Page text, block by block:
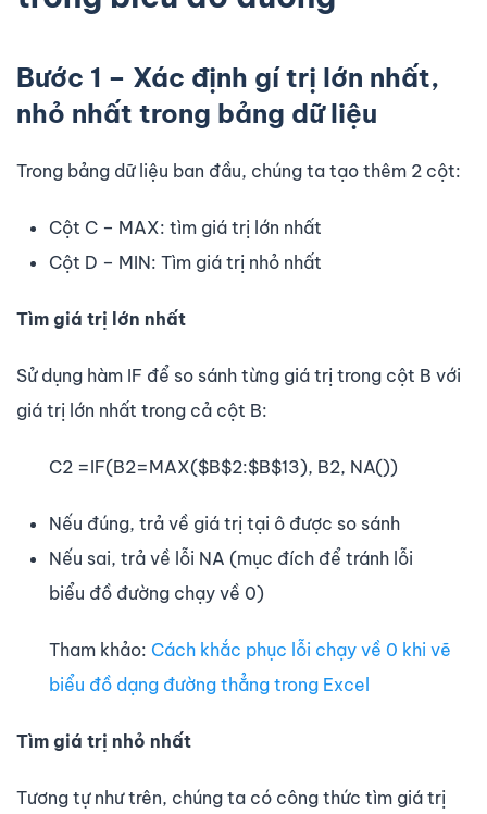
Bước 1 – Xác định gí trị lớn nhất,
nhỏ nhất trong bảng dữ liệu
Trong bảng dữ liệu ban đầu, chúng ta tạo thêm 2 cột:
Cột C – MAX: tìm giá trị lớn nhất
Cột D – MIN: Tìm giá trị nhỏ nhất
Tìm giá trị lớn nhất
Sử dụng hàm IF để so sánh từng giá trị trong cột B với
giá trị lớn nhất trong cả cột B:
C2 =IF(B2=MAX($B$2:$B$13), B2, NA())
Nếu đúng, trả về giá trị tại ô được so sánh
Nếu sai, trả về lỗi NA (mục đích để tránh lỗi
biểu đồ đường chạy về 0)
Tham khảo: Cách khắc phục lỗi chạy về 0 khi vẽ
biểu đồ dạng đường thẳng trong Excel
Tìm giá trị nhỏ nhất
Tương tự như trên, chúng ta có công thức tìm giá trị